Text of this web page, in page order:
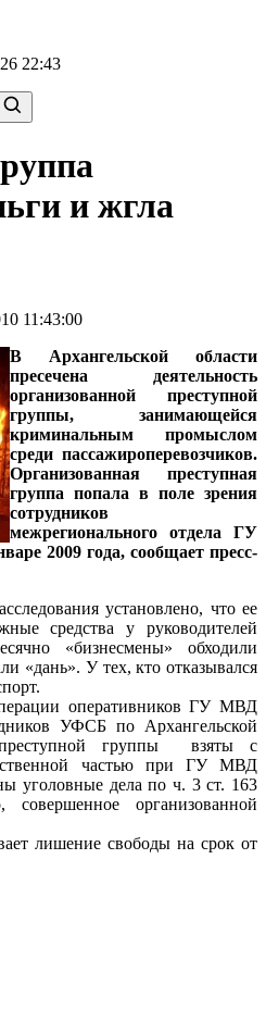
22:43
и жгла
11:43:00
В Архангельской области
пресечена деятельность
организованной преступной
группы, занимающейся
криминальным промыслом
среди пассажироперевозчиков.
Организованная преступная
группа попала в поле зрения
сотрудников
межрегионального отдела ГУ
2009 года, сообщает пресс-
установлено, что ее
средства у руководителей
«бизнесмены» обходили
«дань». У тех, кто отказывался
оперативников ГУ МВД
УФСБ по Архангельской
группы взяты с
частью при ГУ МВД
уголовные дела по ч. 3 ст. 163
организованной
лишение свободы на срок от